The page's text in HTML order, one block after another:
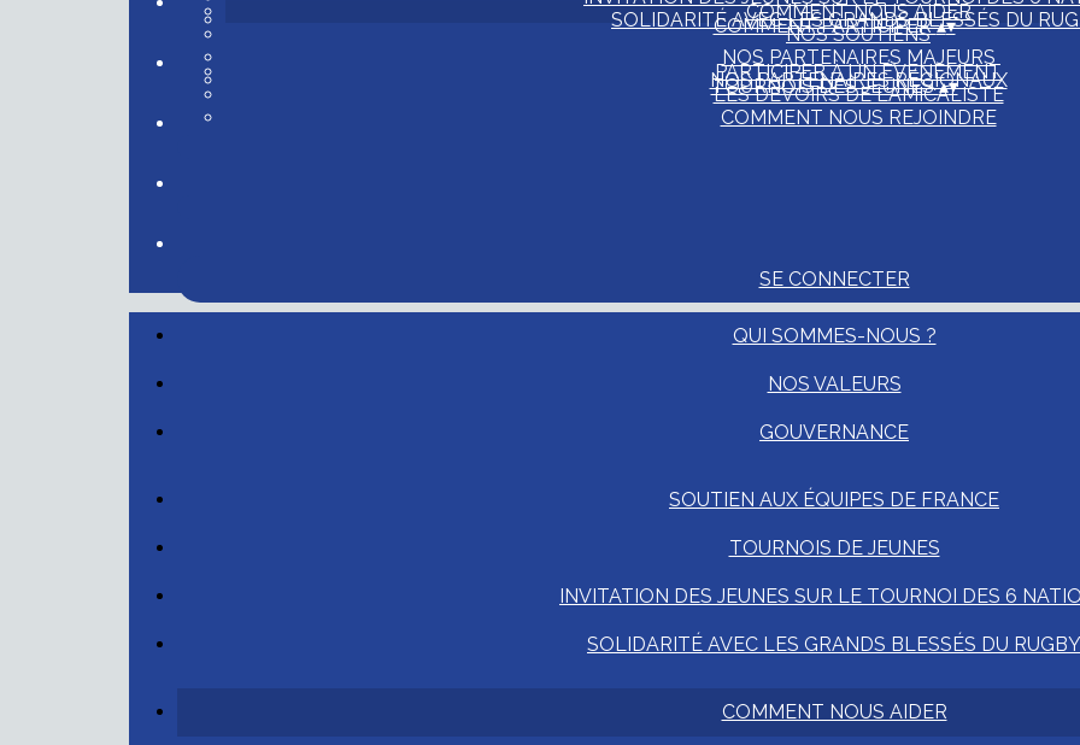
SOLIDARITÉ AVEC LES GRANDS BLESSÉS DU
COMMENT NOUS AIDER
NOS SOUTIENS
NOS PARTENAIRES MAJEURS
NOS PARTENAIRES RÉGIONAUX
COMMENT PARTICIPER▴▾
PARTICIPER À UN ÉVÉNEMENT
LES DEVOIRS DE L'AMICALISTE
COMMENT NOUS REJOINDRE
TOURNOIS DES JEUNES▴▾
SE CONNECTER
QUI SOMMES-NOUS ?
NOS VALEURS
GOUVERNANCE
SOUTIEN AUX ÉQUIPES DE FRANCE
TOURNOIS DE JEUNES
INVITATION DES JEUNES SUR LE TOURNOI DES 6
SOLIDARITÉ AVEC LES GRANDS BLESSÉS DU RUGBY
COMMENT NOUS AIDER